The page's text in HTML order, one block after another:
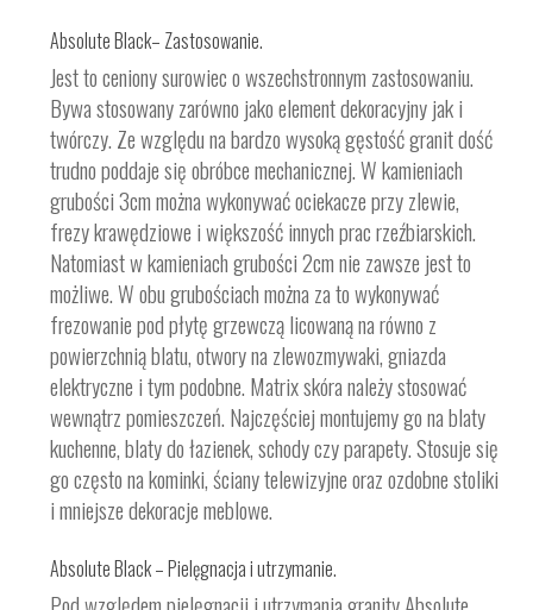
Absolute Black– Zastosowanie.
Jest to ceniony surowiec o wszechstronnym zastosowaniu.
Bywa stosowany zarówno jako element dekoracyjny jak i
twórczy. Ze względu na bardzo wysoką gęstość granit dość
trudno poddaje się obróbce mechanicznej. W kamieniach
grubości 3cm można wykonywać ociekacze przy zlewie,
frezy krawędziowe i większość innych prac rzeźbiarskich.
Natomiast w kamieniach grubości 2cm nie zawsze jest to
możliwe. W obu grubościach można za to wykonywać
frezowanie pod płytę grzewczą licowaną na równo z
powierzchnią blatu, otwory na zlewozmywaki, gniazda
elektryczne i tym podobne. Matrix skóra należy stosować
wewnątrz pomieszczeń. Najczęściej montujemy go na blaty
kuchenne, blaty do łazienek, schody czy parapety. Stosuje się
go często na kominki, ściany telewizyjne oraz ozdobne stoliki
i mniejsze dekoracje meblowe.
Absolute Black – Pielęgnacja i utrzymanie.